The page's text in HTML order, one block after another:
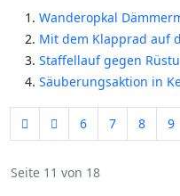
Wanderopkal
Mit dem Klapprad auf
Staffellauf gegen
Säuberungsaktion in
6 7 8 9
Seite 11 von 18